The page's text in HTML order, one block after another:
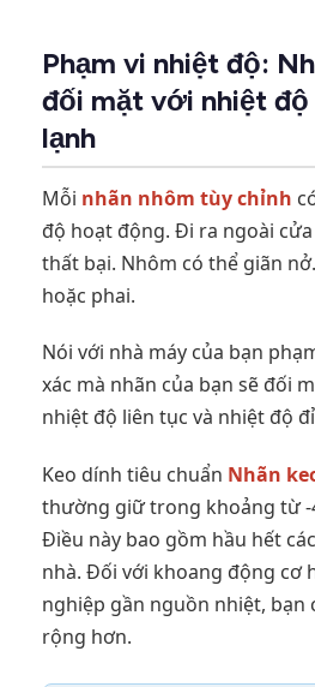
Phạm vi nhiệt độ:
đối mặt với nhiệt
lạnh
Mỗi nhãn nhôm tùy chỉnh
độ hoạt động. Đi ra ngoài
thất bại. Nhôm có thể giãn
hoặc phai.
Nói với nhà máy của bạn
xác mà nhãn của bạn sẽ đối
nhiệt độ liên tục và nhiệt độ
Keo dính tiêu chuẩn Nhãn
thường giữ trong khoảng từ -
Điều này bao gồm hầu hết
nhà. Đối với khoang động cơ
nghiệp gần nguồn nhiệt, bạn
rộng hơn.